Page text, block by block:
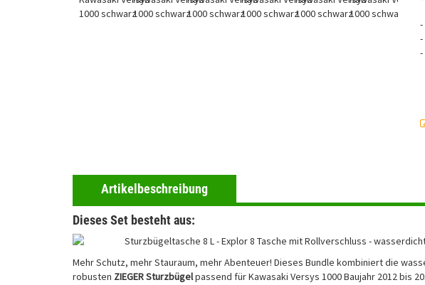
Artikelbeschreibung
Dieses Set besteht aus:
Sturzbügeltasche 8 L - Explor 8 Tasche mit Rollverschluss -
Mehr Schutz, mehr Stauraum, mehr Abenteuer! Dieses Bundle kombiniert die
robusten ZIEGER Sturzbügelpassend für Kawasaki Versys 1000 Baujahr 2012 bis